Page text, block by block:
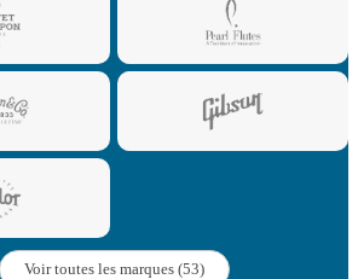
Voir toutes les marques (53)